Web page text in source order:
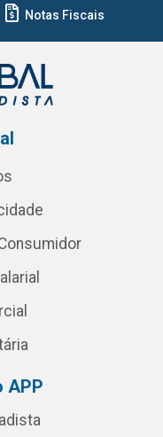
Notas Fiscais
APP